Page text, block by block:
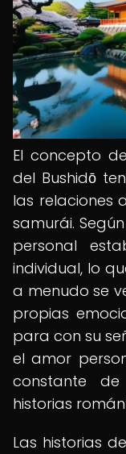
El concepto
del Bushidō
las relaciones
samurái.
personal
individual, lo
a menudo se
propias
para con su
el amor
constante
historias
Las historias